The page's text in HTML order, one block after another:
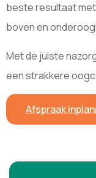
beste resultaat
boven en
Met de juiste
een strakkere
Afspraak